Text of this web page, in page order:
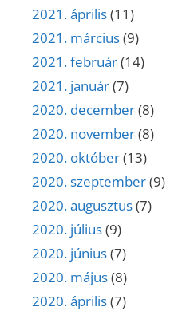
2021. április(11)
2021. március(9)
2021. február(14)
2021. január(7)
2020. december(8)
2020. november(8)
2020. október(13)
2020. szeptember(9)
2020. augusztus(7)
2020. július(9)
2020. június(7)
2020. május(8)
2020. április(7)